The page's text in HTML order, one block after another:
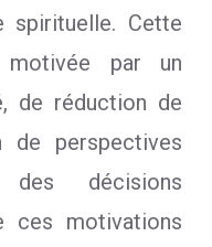
spirituelle. Cette
motivée par un
de réduction de
de perspectives
décisions
ces motivations